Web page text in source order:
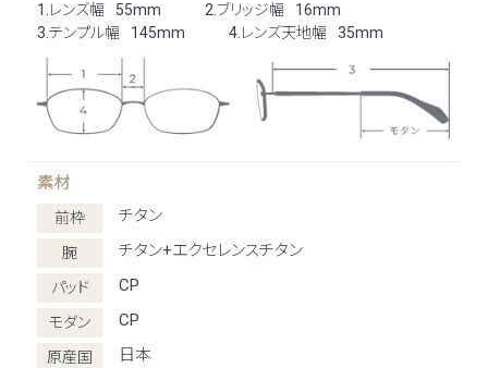
1.レンズ幅 55mm 2.ブリッジ幅
16mm
3.テンプル幅
145mm 4.レンズ天地幅 35mm
素材
前枠 チタン
腕 チタン+エクセレンスチタン
パッド CP
モダン CP
原産国 日本